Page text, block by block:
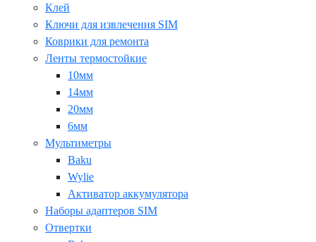
Клей
Ключи для извлечения SIM
Коврики для ремонта
Ленты термостойкие
10мм
14мм
20мм
6мм
Мультиметры
Baku
Wylie
Активатор аккумулятора
Наборы адаптеров SIM
Отвертки